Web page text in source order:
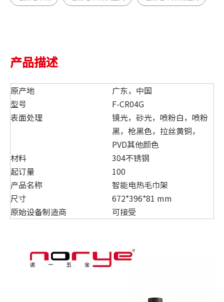
产品描述
原产地
广东，中国
型号
F-CR04G
表面处理
镜光，砂光，喷粉白，喷粉
黑，枪黑色，拉丝黄铜，
PVD其他颜色
材料
304不锈钢
起订量
100
产品名称
智能电热毛巾架
尺寸
672*396*81 mm
原始设备制造商
可接受